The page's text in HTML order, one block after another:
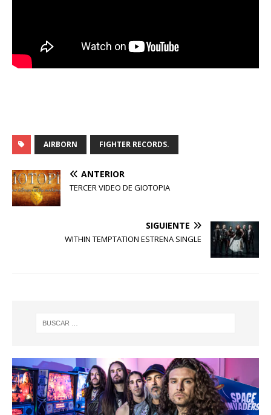
AIRBORN FIGHTER RECORDS.
ANTERIOR
TERCER VIDEO DE GIOTOPIA
SIGUIENTE
WITHIN TEMPTATION ESTRENA SINGLE